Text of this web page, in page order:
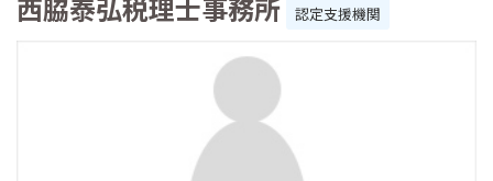
西脇泰弘税理士事務所 認定支援機関